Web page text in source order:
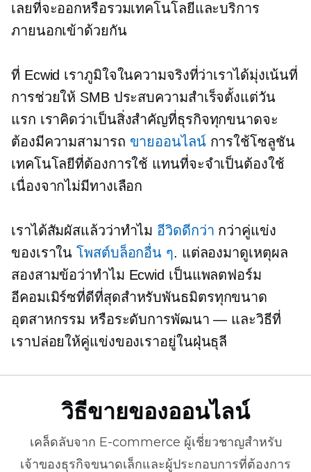
เลยที่จะออกหรือรวมเทคโนโลยีและบริการ
ภายนอกเข้าด้วยกัน
ที่ Ecwid เราภูมิใจในความจริงที่ว่าเราได้มุ่งเน้นที่
การช่วยให้ SMB ประสบความสำเร็จตั้งแต่วัน
แรก เราคิดว่าเป็นสิ่งสำคัญที่ธุรกิจทุกขนาดจะ
ต้องมีความสามารถ ขายออนไลน์การใช้โซลูชัน
เทคโนโลยีที่ต้องการใช้ แทนที่จะจำเป็นต้องใช้
เนื่องจากไม่มีทางเลือก
เราได้สัมผัสแล้วว่าทำไม อีวิดดีกว่า กว่าคู่แข่ง
ของเราในโพสต์บล็อกอื่น ๆ. แต่ลองมาดูเหตุผล
สองสามข้อว่าทำไม Ecwid เป็นแพลตฟอร์ม
อีคอมเมิร์ซที่ดีที่สุดสำหรับพันธมิตรทุกขนาด
อุตสาหกรรม หรือระดับการพัฒนา — และวิธีที่
เราปล่อยให้คู่แข่งของเราอยู่ในฝุ่นธุลี
วิธีขายของออนไลน์
เคล็ดลับจาก E-commerce ผู้เชี่ยวชาญสำหรับ
เจ้าของธุรกิจขนาดเล็กและผู้ประกอบการที่ต้องการ